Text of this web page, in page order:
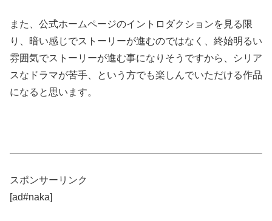
また、公式ホームページのイントロダクションを見る限
り、暗い感じでストーリーが進むのではなく、終始明るい
雰囲気でストーリーが進む事になりそうですから、シリア
スなドラマが苦手、という方でも楽しんでいただける作品
になると思います。
スポンサーリンク
[ad#naka]